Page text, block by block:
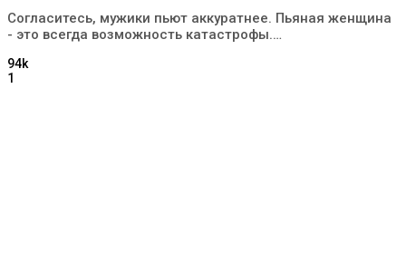
Согласитесь, мужики пьют аккуратнее. Пьяная женщина
- это всегда возможность катастрофы.…
94k
1